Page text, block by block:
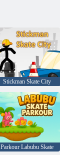
Stickman Skate City
Parkour Labubu Skate